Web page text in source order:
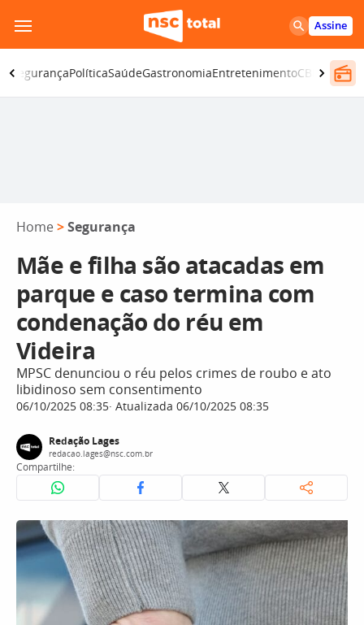
para
o
conteúdo
Assine
SegurançaPolíticaSaúdeGastronomiaEntretenimentoCBN
Home >Segurança
Mãe e filha são atacadas em
parque e caso termina com
condenação do réu em
Videira
MPSC denunciou o réu pelos crimes de roubo e ato
libidinoso sem consentimento
06/10/2025 08:35 Atualizada 06/10/2025 08:35
Redação Lages
redacao.lages@nsc.com.br
Compartilhe: